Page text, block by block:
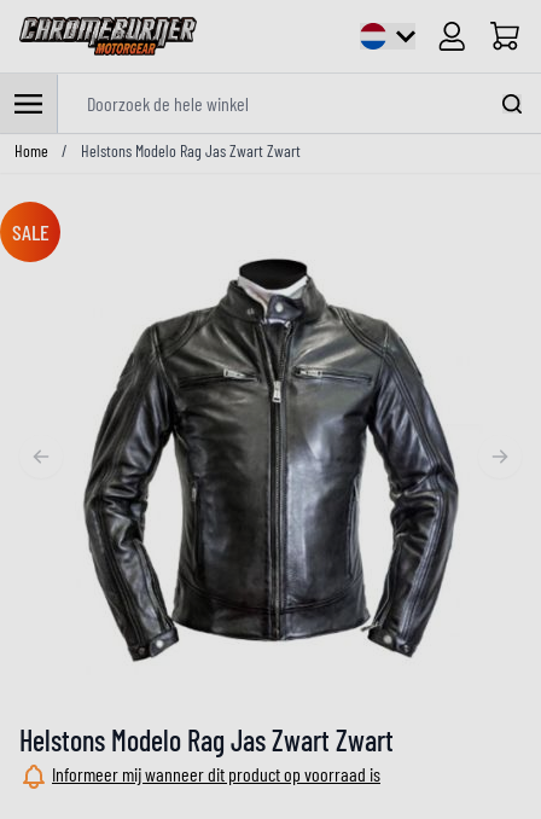
Cart
Ga naar de inhoud
Home / Helstons Modelo Rag Jas Zwart Zwart
SALE
Helstons Modelo Rag Jas Zwart Zwart
Informeer mij wanneer dit product op voorraad is